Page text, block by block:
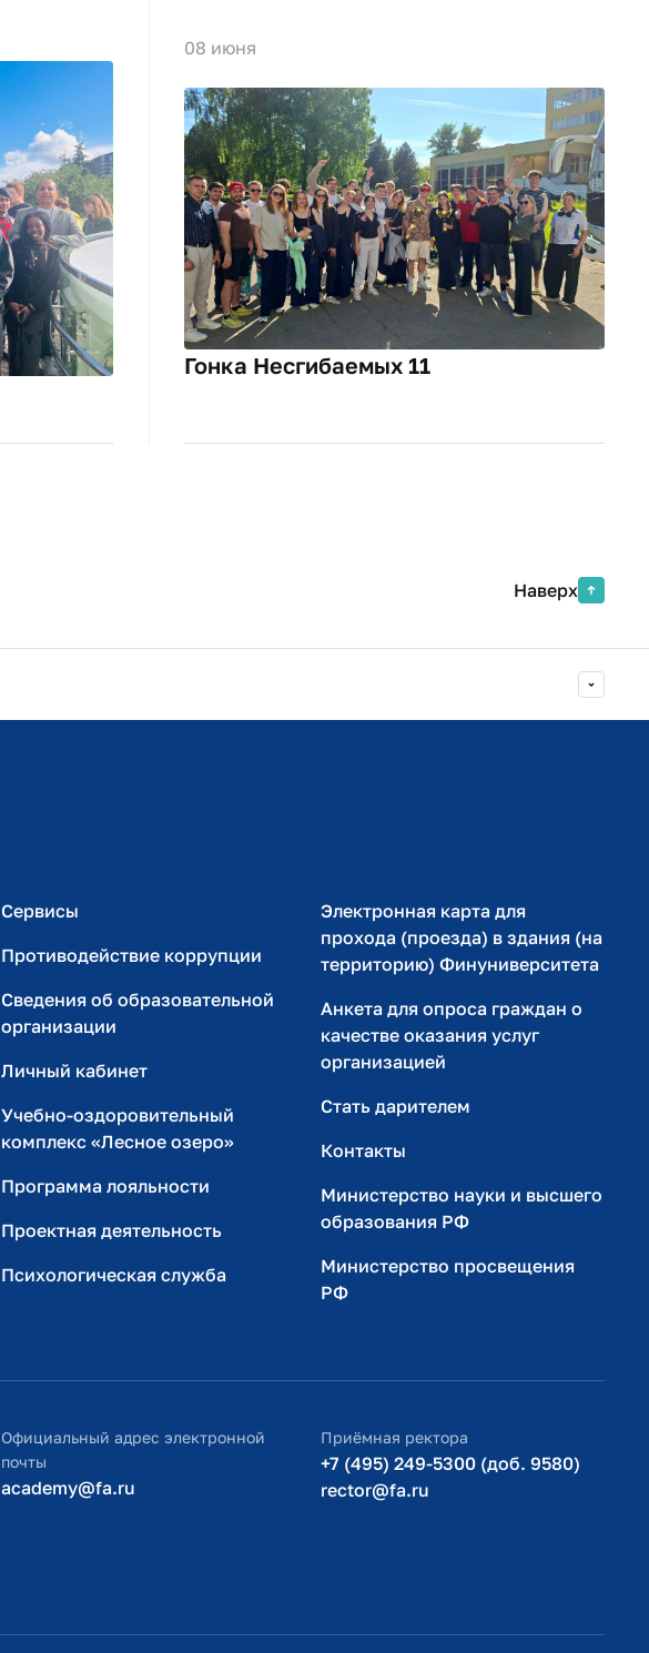
08 июня
Гонка Несгибаемых 11
Наверх
Сервисы
Противодействие коррупции
Сведения об образовательной
организации
Личный кабинет
Учебно-оздоровительный
комплекс «Лесное озеро»
Программа лояльности
Проектная деятельность
Психологическая служба
Электронная карта для
прохода (проезда) в здания (на
территорию) Финуниверситета
Анкета для опроса граждан о
качестве оказания услуг
организацией
Стать дарителем
Контакты
Министерство науки и высшего
образования РФ
Министерство просвещения
РФ
Официальный адрес электронной
почты
academy@fa.ru
Приёмная ректора
+7 (495) 249-5300 (доб. 9580)
rector@fa.ru